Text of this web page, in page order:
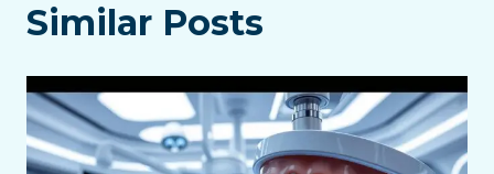
Similar Posts